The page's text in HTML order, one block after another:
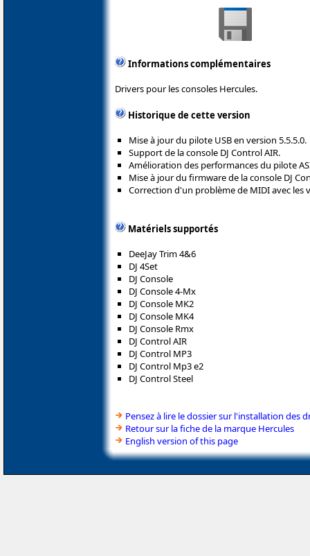
Informations complémentaires
Drivers pour les consoles Hercules.
Historique de cette version
Mise à jour du pilote USB en version 5.5.5.0.
Support de la console DJ Control AIR.
Amélioration des performances du pilote
Mise à jour du firmware de la console DJ
Correction d'un problème de MIDI avec les
Matériels supportés
DeeJay Trim 4&6
DJ 4Set
DJ Console
DJ Console 4-Mx
DJ Console MK2
DJ Console MK4
DJ Console Rmx
DJ Control AIR
DJ Control MP3
DJ Control Mp3 e2
DJ Control Steel
Pensez à lire le dossier sur l'installation des
Retour sur la fiche de la marque Hercules
English version of this page